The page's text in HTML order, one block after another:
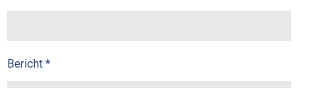
Bericht *